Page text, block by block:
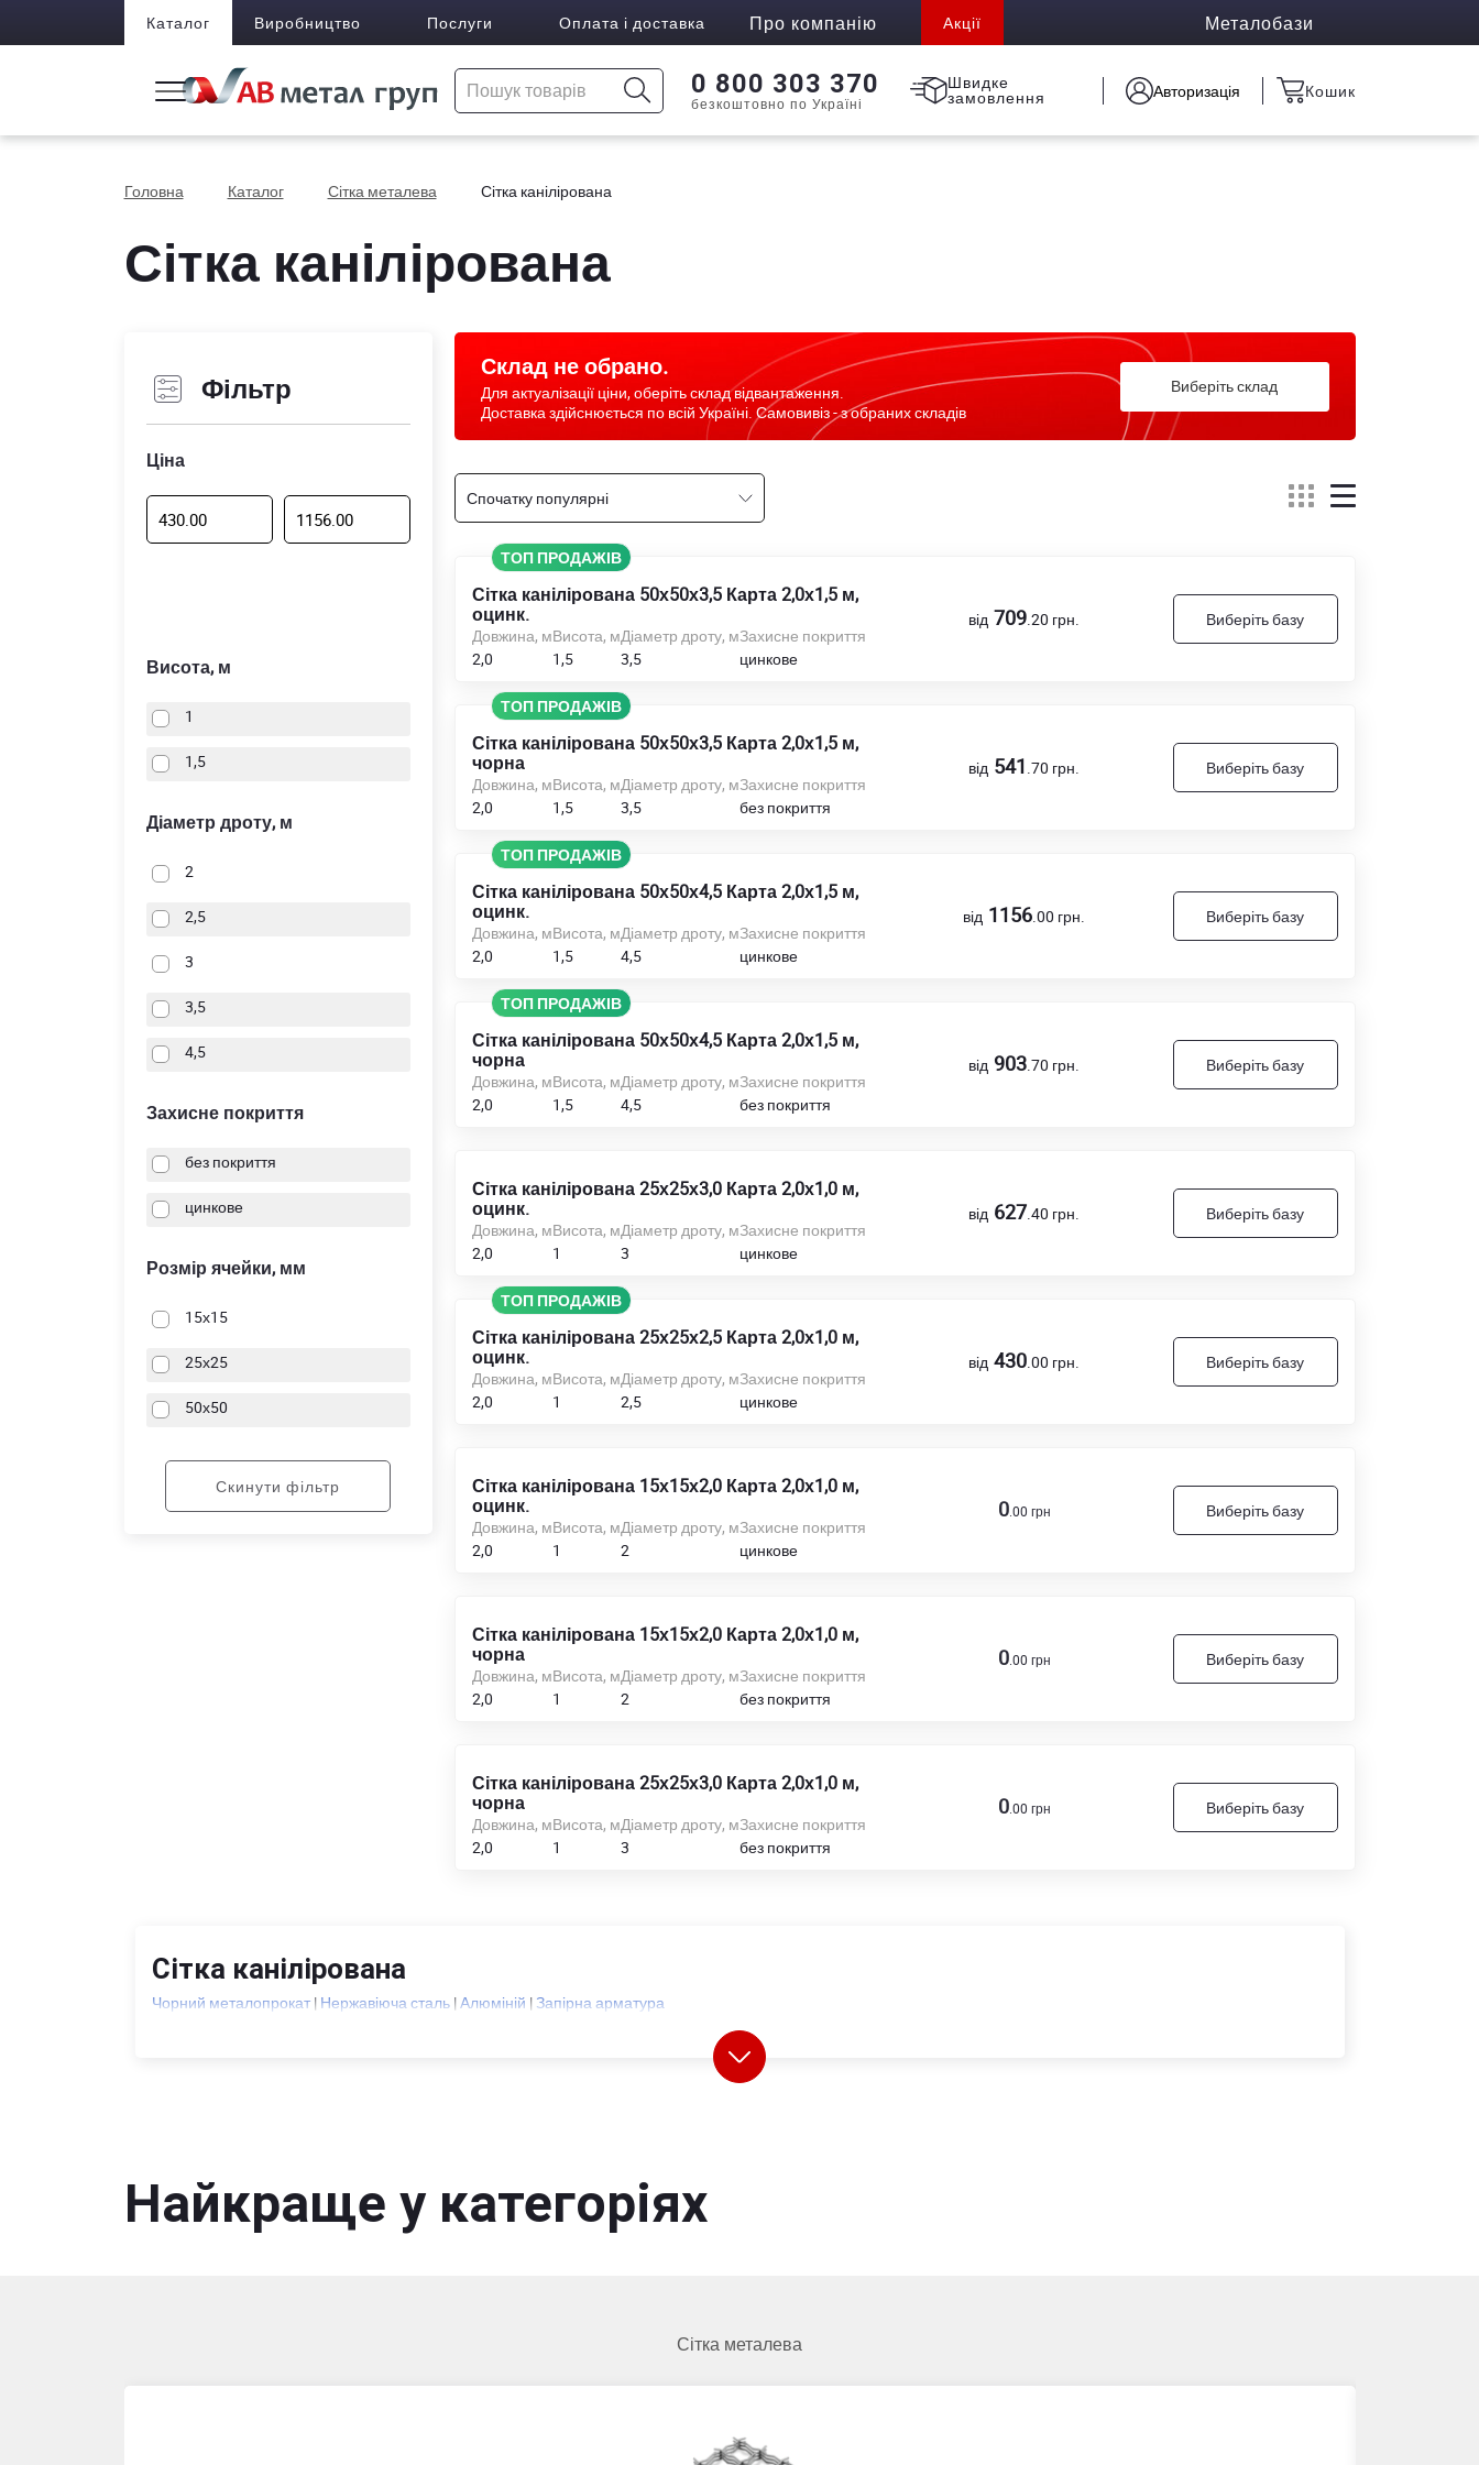
Каталог Виробництво Послуги Оплата і доставка Про компанію Акції Металобази
0 800 303 370
безкоштовно по Україні
Швидке
замовлення Авторизація Кошик
Головна Каталог Сітка металева Сітка канілірована
Сітка канілірована
Фільтр
Ціна
Висота, м
1
1,5
Діаметр дроту, м
2
2,5
3
3,5
4,5
Захисне покриття
без покриття
цинкове
Розмір ячейки, мм
15х15
25х25
50х50
Скинути фільтр
Склад не обрано.
Для актуалізації ціни, оберіть склад відвантаження.
Доставка здійснюється по всій Україні. Самовивіз - з обраних складів
Виберіть склад
Спочатку популярні
ТОП ПРОДАЖІВ
Сітка канілірована 50х50х3,5 Карта 2,0х1,5 м,
оцинк.
Довжина, м
2,0
Висота, м
1,5
Діаметр дроту, м
3,5
Захисне покриття
цинкове
від 709.20 грн. Виберіть базу
ТОП ПРОДАЖІВ
Сітка канілірована 50х50х3,5 Карта 2,0х1,5 м,
чорна
Довжина, м
2,0
Висота, м
1,5
Діаметр дроту, м
3,5
Захисне покриття
без покриття
від 541.70 грн. Виберіть базу
ТОП ПРОДАЖІВ
Сітка канілірована 50х50х4,5 Карта 2,0х1,5 м,
оцинк.
Довжина, м
2,0
Висота, м
1,5
Діаметр дроту, м
4,5
Захисне покриття
цинкове
від 1156.00 грн. Виберіть базу
ТОП ПРОДАЖІВ
Сітка канілірована 50х50х4,5 Карта 2,0х1,5 м,
чорна
Довжина, м
2,0
Висота, м
1,5
Діаметр дроту, м
4,5
Захисне покриття
без покриття
від 903.70 грн. Виберіть базу
Сітка канілірована 25х25х3,0 Карта 2,0х1,0 м,
оцинк.
Довжина, м
2,0
Висота, м
1
Діаметр дроту, м
3
Захисне покриття
цинкове
від 627.40 грн. Виберіть базу
ТОП ПРОДАЖІВ
Сітка канілірована 25х25х2,5 Карта 2,0х1,0 м,
оцинк.
Довжина, м
2,0
Висота, м
1
Діаметр дроту, м
2,5
Захисне покриття
цинкове
від 430.00 грн. Виберіть базу
Сітка канілірована 15х15х2,0 Карта 2,0х1,0 м,
оцинк.
Довжина, м
2,0
Висота, м
1
Діаметр дроту, м
2
Захисне покриття
цинкове
0.00 грн Виберіть базу
Сітка канілірована 15х15х2,0 Карта 2,0х1,0 м,
чорна
Довжина, м
2,0
Висота, м
1
Діаметр дроту, м
2
Захисне покриття
без покриття
0.00 грн Виберіть базу
Сітка канілірована 25х25х3,0 Карта 2,0х1,0 м,
чорна
Довжина, м
2,0
Висота, м
1
Діаметр дроту, м
3
Захисне покриття
без покриття
0.00 грн Виберіть базу
Сітка канілірована
Чорний металопрокат| Нержавіюча сталь|Алюміній | Запірна арматура
Найкраще у категоріях
Сітка металева